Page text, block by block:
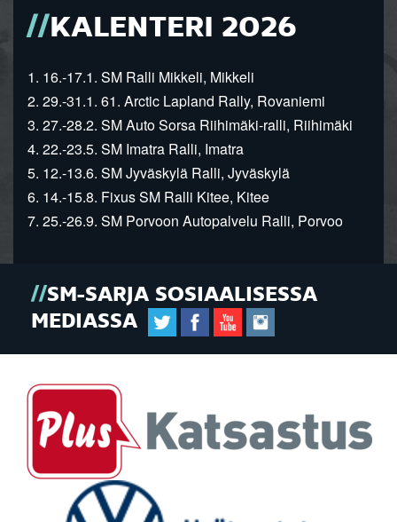
KALENTERI 2026
1. 16.-17.1. SM Ralli Mikkeli, Mikkeli
2. 29.-31.1. 61. Arctic Lapland Rally, Rovaniemi
3. 27.-28.2. SM Auto Sorsa Riihimäki-ralli, Riihimäki
4. 22.-23.5. SM Imatra Ralli, Imatra
5. 12.-13.6. SM Jyväskylä Ralli, Jyväskylä
6. 14.-15.8. Fixus SM Ralli Kitee, Kitee
7. 25.-26.9. SM Porvoon Autopalvelu Ralli, Porvoo
SM-SARJA SOSIAALISESSA
MEDIASSA